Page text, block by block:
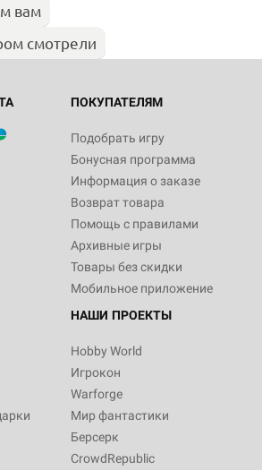
вам
смотрели
ПОКУПАТЕЛЯМ
Подобрать игру
Бонусная программа
Информация о заказе
Возврат товара
Помощь с правилами
Архивные игры
Товары без скидки
Мобильное приложение
НАШИ ПРОЕКТЫ
Hobby World
Игрокон
Warforge
Мир фантастики
Берсерк
CrowdRepublic